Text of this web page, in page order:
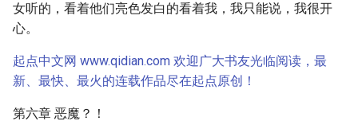
女听的，看着他们亮色发白的看着我，我只能说，我很开
心。
起点中文网 www.qidian.com 欢迎广大书友光临阅读，最
新、最快、最火的连载作品尽在起点原创！
第六章 恶魔？！